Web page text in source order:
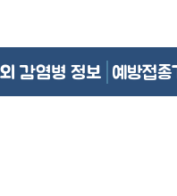
감염병 정보 예방접